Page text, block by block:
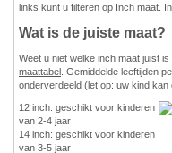
links kunt u filteren op Inch maat.
Wat is de juiste maat?
Weet u niet welke inch maat juist
maattabel . Gemiddelde leeftijden
onderverdeeld (let op: uw kind kan
12 inch: geschikt voor kinderen
van 2-4 jaar
14 inch: geschikt voor kinderen
van 3-5 jaar